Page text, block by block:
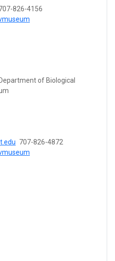
826-4156
of Biological
707-826-4872